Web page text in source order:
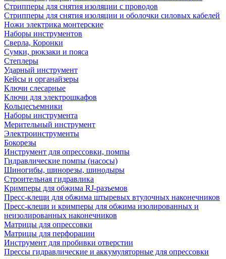
Cтрипперы для снятия изоляции с проводов
Стрипперы для снятия изоляции и оболочки силовых кабелей
Ножи электрика монтерские
Наборы инструментов
Сверла, Коронки
Сумки, рюкзаки и пояса
Степлеры
Ударный инструмент
Кейсы и органайзеры
Ключи слесарные
Ключи для электрошкафов
Кольцесъемники
Наборы инструмента
Мерительный инструмент
Электроинструменты
Бокорезы
Инструмент для опрессовки, помпы
Гидравлические помпы (насосы)
Шиногибы, шинорезы, шинодыры
Строительная гидравлика
Кримперы для обжима RJ-разъемов
Пресс-клещи для обжима штыревых втулочных наконечников
Пресс-клещи и кримперы для обжима изолированных и
неизолированных наконечников
Матрицы для опрессовки
Матрицы для перфорации
Инструмент для пробивки отверстии
Прессы гидравлические и аккумуляторные для опрессовки